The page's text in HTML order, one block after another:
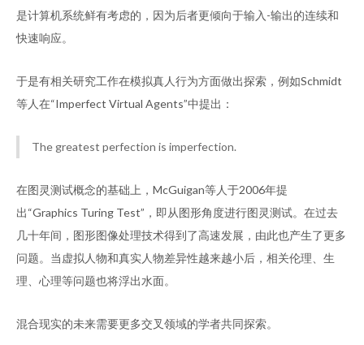
是计算机系统鲜有考虑的，因为后者更倾向于输入-输出的连续和
快速响应。
于是有相关研究工作在模拟真人行为方面做出探索，例如Schmidt
等人在“Imperfect Virtual Agents”中提出：
The greatest perfection is imperfection.
在图灵测试概念的基础上，McGuigan等人于2006年提
出“Graphics Turing Test”，即从图形角度进行图灵测试。在过去
几十年间，图形图像处理技术得到了高速发展，由此也产生了更多
问题。当虚拟人物和真实人物差异性越来越小后，相关伦理、生
理、心理等问题也将浮出水面。
混合现实的未来需要更多交叉领域的学者共同探索。